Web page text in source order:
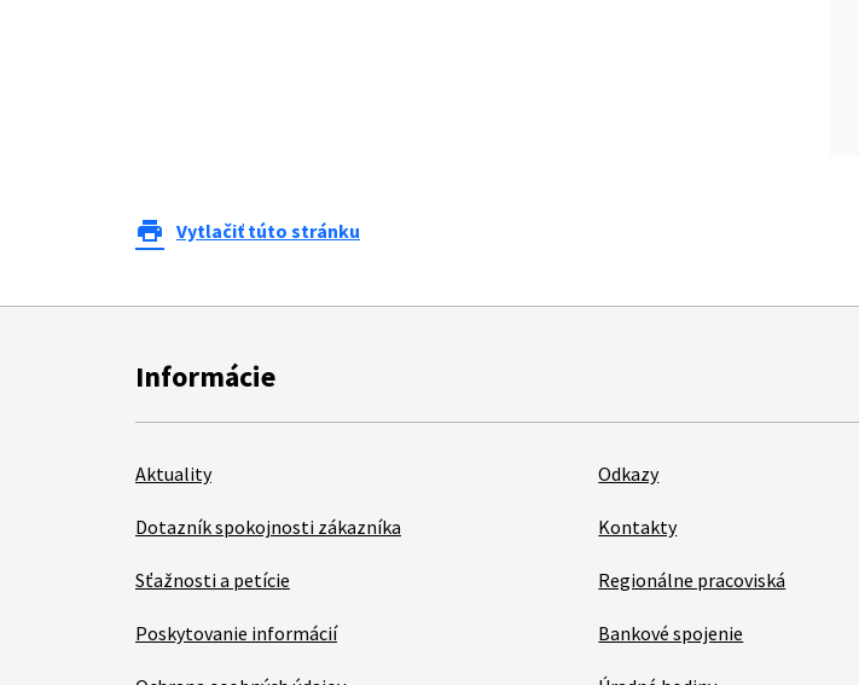
print Vytlačiť túto stránku
Informácie
Aktuality
Dotazník spokojnosti zákazníka
Sťažnosti a petície
Poskytovanie informácií
Odkazy
Kontakty
Regionálne pracoviská
Bankové spojenie